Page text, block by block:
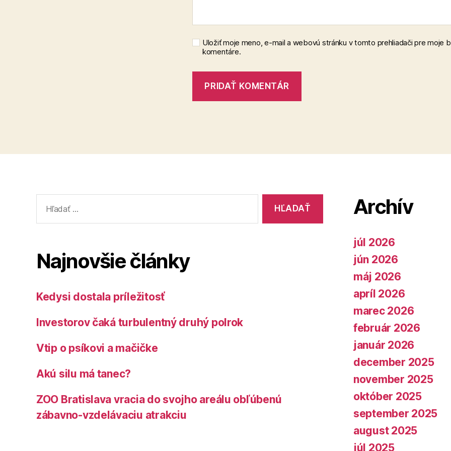
Uložiť moje meno, e-mail a webovú stránku v tomto prehliadači pre moje
komentáre.
Najnovšie články
Kedysi dostala príležitosť
Investorov čaká turbulentný druhý polrok
Vtip o psíkovi a mačičke
Akú silu má tanec?
ZOO Bratislava vracia do svojho areálu obľúbenú
zábavno-vzdelávaciu atrakciu
Archív
júl 2026
jún 2026
máj 2026
apríl 2026
marec 2026
február 2026
január 2026
december 2025
november 2025
október 2025
september 2025
august 2025
júl 2025